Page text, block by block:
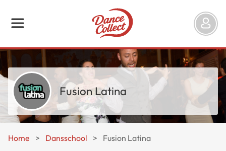
Fusion Latina
Home > Dansschool > Fusion Latina